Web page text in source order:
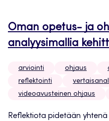
Oman opetus- ja
analyysimallia
arviointi ohjaus
reflektointi
videoavusteinen ohjaus
Reflektiota pidetään